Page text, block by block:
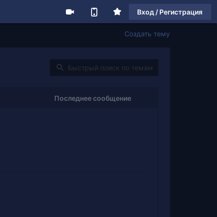
Вход / Регистрация
Создать тему
Последнее сообщение